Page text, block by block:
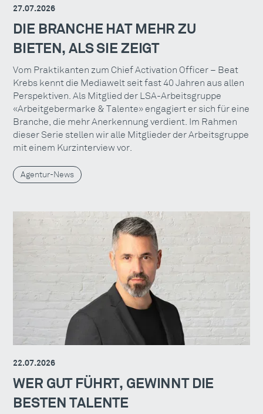
27.07.2026
DIE BRANCHE HAT MEHR ZU
BIETEN, ALS SIE ZEIGT
Vom Praktikanten zum Chief Activation Officer – Beat
Krebs kennt die Mediawelt seit fast 40 Jahren aus allen
Perspektiven. Als Mitglied der LSA-Arbeitsgruppe
«Arbeitgebermarke & Talente» engagiert er sich für eine
Branche, die mehr Anerkennung verdient. Im Rahmen
dieser Serie stellen wir alle Mitglieder der Arbeitsgruppe
mit einem Kurzinterview vor.
Agentur-News
22.07.2026
WER GUT FÜHRT, GEWINNT DIE
BESTEN TALENTE